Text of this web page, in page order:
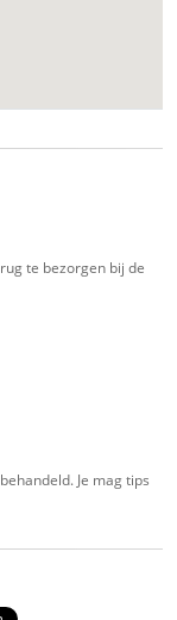
te bezorgen bij de
Je mag tips